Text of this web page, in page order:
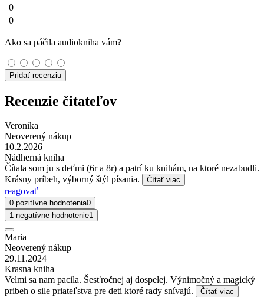
0
0
Ako sa páčila audiokniha vám?
Pridať recenziu
Recenzie čitateľov
Veronika
Neoverený nákup
10.2.2026
Nádherná kniha
Čítala som ju s deťmi (6r a 8r) a patrí ku knihám, na ktoré nezabudli.
Krásny príbeh, výborný štýl písania.
Čítať viac
reagovať
0 pozitívne hodnotenia0
1 negatívne hodnotenie1
Maria
Neoverený nákup
29.11.2024
Krasna kniha
Velmi sa nam pacila. Šesťročnej aj dospelej. Výnimočný a magický
pribeh o sile priateľstva pre deti ktoré rady snívajú.
Čítať viac